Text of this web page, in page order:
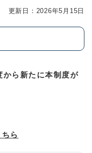
更新日：2026年5月15日
から新たに本制度が
ら